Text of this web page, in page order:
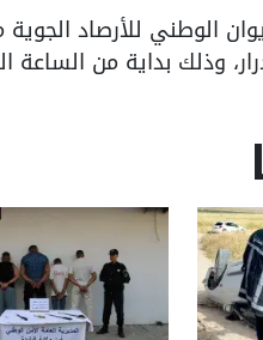
الوطني للأرصاد
وذلك بداية من الساعة